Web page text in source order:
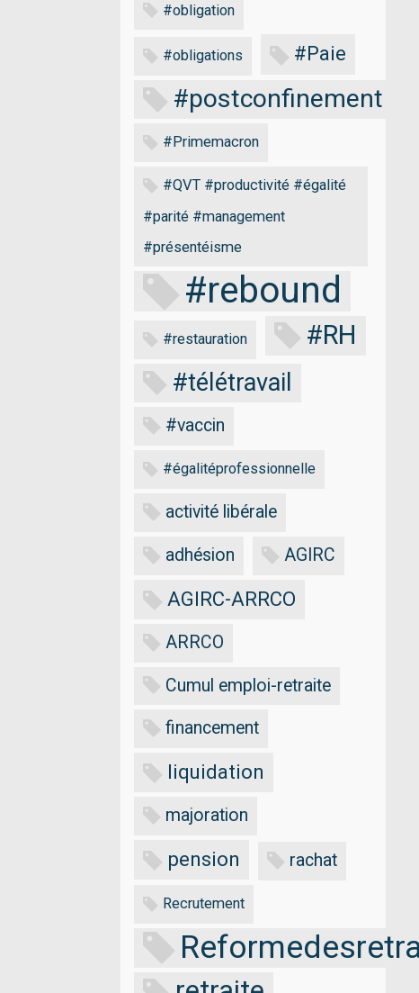
#obligation
#obligations #Paie
#postconfinement
#Primemacron
#QVT #productivité #égalité
#parité #management
#présentéisme
#rebound
#restauration #RH
#télétravail
#vaccin
#égalitéprofessionnelle
activité libérale
adhésion AGIRC
AGIRC-ARRCO
ARRCO
Cumul emploi-retraite
financement
liquidation
majoration
pension rachat
Recrutement